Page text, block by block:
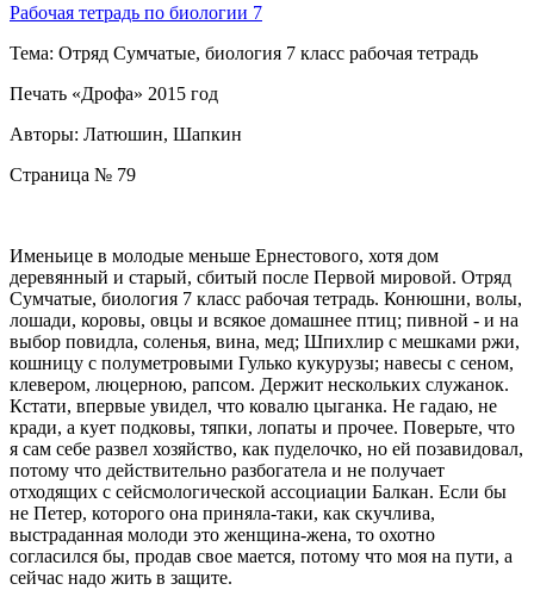
Рабочая тетрадь по биологии 7
Тема: Отряд Сумчатые, биология 7 класс рабочая тетрадь
Печать «Дрофа» 2015 год
Авторы: Латюшин, Шапкин
Страница № 79
Именьице в молодые меньше Ернестового, хотя дом
деревянный и старый, сбитый после Первой мировой. Отряд
Сумчатые, биология 7 класс рабочая тетрадь. Конюшни, волы,
лошади, коровы, овцы и всякое домашнее птиц; пивной - и на
выбор повидла, соленья, вина, мед; Шпихлир с мешками ржи,
кошницу с полуметровыми Гулько кукурузы; навесы с сеном,
клевером, люцерною, рапсом. Держит нескольких служанок.
Кстати, впервые увидел, что ковалю цыганка. Не гадаю, не
кради, а кует подковы, тяпки, лопаты и прочее. Поверьте, что
я сам себе развел хозяйство, как пуделочко, но ей позавидовал,
потому что действительно разбогатела и не получает
отходящих с сейсмологической ассоциации Балкан. Если бы
не Петер, которого она приняла-таки, как скучлива,
выстраданная молоди это женщина-жена, то охотно
согласился бы, продав свое мается, потому что моя на пути, а
сейчас надо жить в защите.